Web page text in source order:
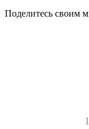
Поделитесь своим